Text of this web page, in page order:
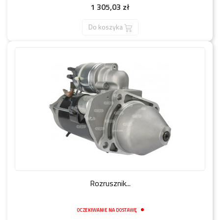
Cena
1 305,03 zł
Do koszyka
Rozrusznik...
OCZEKIWANIE NA DOSTAWĘ